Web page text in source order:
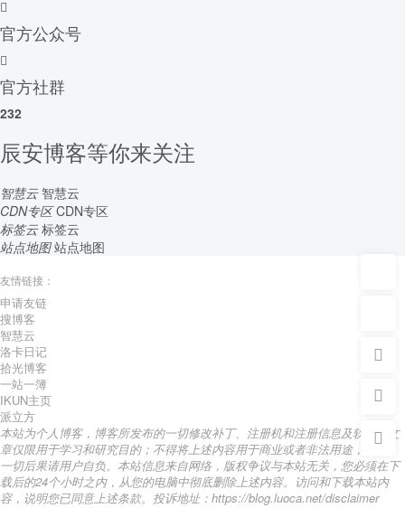
官方公众号
官方社群
232
辰安博客等你来关注
智慧云 智慧云
CDN专区 CDN专区
标签云 标签云
站点地图 站点地图
友情链接：
申请友链
搜博客
智慧云
洛卡日记
拾光博客
一站一簿
IKUN主页
派立方
本站为个人博客，博客所发布的一切修改补丁、注册机和注册信息及软件的文
章仅限用于学习和研究目的；不得将上述内容用于商业或者非法用途，否则，
一切后果请用户自负。本站信息来自网络，版权争议与本站无关，您必须在下
载后的24个小时之内，从您的电脑中彻底删除上述内容。访问和下载本站内
容，说明您已同意上述条款。投诉地址：https://blog.luoca.net/disclaimer